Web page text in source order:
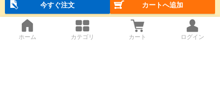
今すぐ注文
カートへ追加
ホーム カテゴリ カート ログイン